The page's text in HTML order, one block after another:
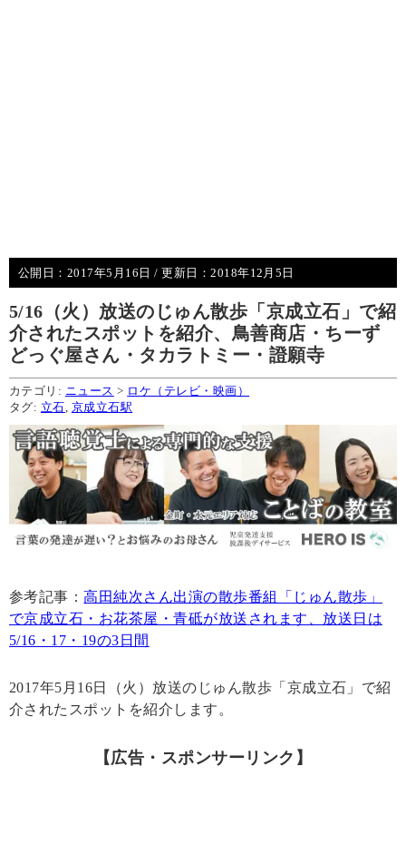
公開日： 2017年5月16日 / 更新日：2018年12月5日
5/16（火）放送のじゅん散歩「京成立石」で紹
介されたスポットを紹介、鳥善商店・ちーず
どっぐ屋さん・タカラトミー・證願寺
カテゴリ: ニュース > ロケ（テレビ・映画）
タグ: 立石 京成立石駅
参考記事：高田純次さん出演の散歩番組「じゅん散歩」
で京成立石・お花茶屋・青砥が放送されます、放送日は
5/16・17・19の3日間
2017年5月16日（火）放送のじゅん散歩「京成立石」で紹
介されたスポットを紹介します。
【広告・スポンサーリンク】